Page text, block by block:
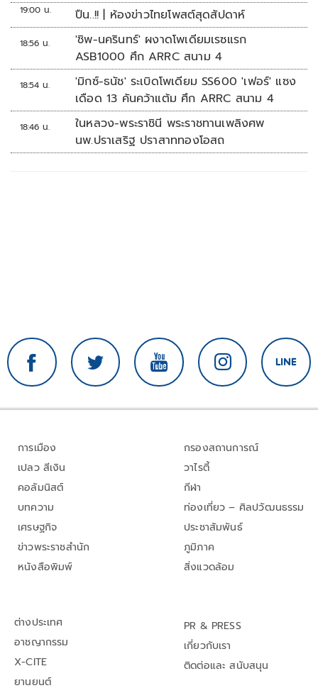
19:00 น. ปืน..!! | ห้องข่าวไทยโพสต์สุดสัปดาห์
18:56 น.
'ชิพ-นครินทร์' ผงาดโพเดียมเรซแรก
ASB1000 ศึก ARRC สนาม 4
18:54 น.
'มิกซ์-ธนัช' ระเบิดโพเดียม SS600 'เฟอร์' แซง
เดือด 13 คันคว้าแต้ม ศึก ARRC สนาม 4
18:46 น.
ในหลวง-พระราชินี พระราชทานเพลิงศพ
นพ.ปราเสริฐ ปราสาททองโอสถ
การเมือง
เปลว สีเงิน
คอลัมนิสต์
บทความ
เศรษฐกิจ
ข่าวพระราชสำนัก
หนังสือพิมพ์
กรองสถานการณ์
วาไรตี้
กีฬา
ท่องเที่ยว – ศิลปวัฒนธรรม
ประชาสัมพันธ์
ภูมิภาค
สิ่งแวดล้อม
ต่างประเทศ
อาชญากรรม
X-CITE
ยานยนต์
PR & PRESS
เกี่ยวกับเรา
ติดต่อและ สนับสนุน